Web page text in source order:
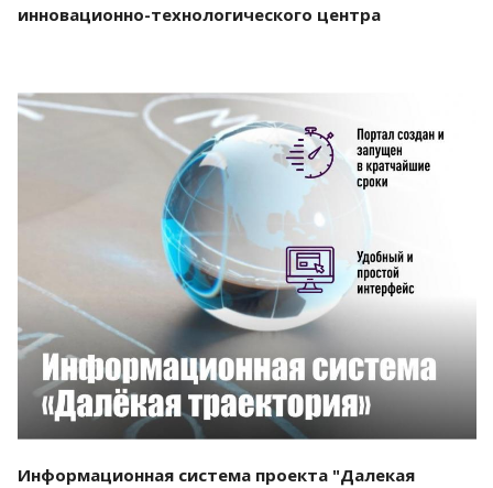
инновационно-технологического центра
Смотреть проект
Информационная система проекта "Далекая